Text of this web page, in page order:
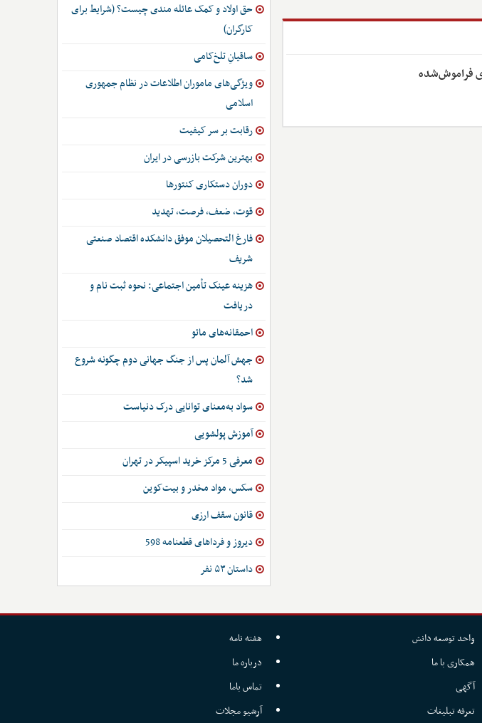
فراموش‌شده
حق اولاد و کمک عائله مندی چیست؟ (شرایط برای
کارگران)
ساقیانِ تلخ‌کامی
ویژگی‌های ماموران اطلاعات در نظام جمهوری
اسلامی
رقابت بر سر کیفیت
بهترین شرکت بازرسی در ایران
دوران دستکاری کنتورها
قوت، ضعف، فرصت، تهدید
فارغ التحصیلان موفق دانشکده اقتصاد صنعتی
شریف
هزینه عینک تأمین اجتماعی: نحوه ثبت نام و
دریافت
احمقانه‌های مائو
جهش آلمان پس از جنگ جهانی دوم چگونه شروع
شد؟
سواد به‌معنای توانایی درک دنیاست
آموزش پولشویی
معرفی 5 مرکز خرید اسپیکر در تهران
سکس، مواد مخدر و بیت‌کوین
قانون سقف ارزی
دیروز و فرداهای قطعنامه 598
داستان ۵۳ نفر
واحد توسعه دانش
همکاری با ما
آگهی
تعرفه تبلیغات
هفته نامه
درباره ما
تماس باما
آرشیو مجلات